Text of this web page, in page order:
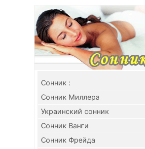
Cонник :
Сонник Миллера
Украинский сонник
Сонник Ванги
Сонник Фрейда